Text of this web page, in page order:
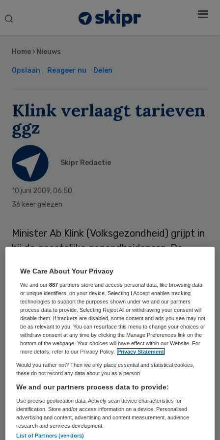
Search
Home › Nieuws
Opslaan Reageer nu Delen
Klink verlaagt tarieven
ggz
Skipr Redactie
10 juni 2009, 06:50
36 keer gelezen
Minister Ab Klink (Volksgezondheid) grijpt in
bij de geestelijke gezondheidszorg. De
omlaag. Dit levert een besparing van 119
miljoen euro op. Klink heeft dit dinsdag aan
de Tweede Kamer geschreven.
Nog langere ggz-wachtlijsten
De minister moet ingrijpen, omdat de
kosten voor behandelingen in de geestelijke
gezondheidszorg 200 miljoen hoger
uitvallen dan voorzien. Hij schrijft dat hij
beseft dat dit voor de sector een stevige
opgave betekent.
Sidebar
We Care About Your Privacy
We and our887 partners store and access personal data, like browsing data
or unique identifiers, on your device. Selecting I Accept enables tracking
technologies to support the purposes shown under we and our partners
process data to provide. Selecting Reject All or withdrawing your consent will
disable them. If trackers are disabled, some content and ads you see may not
be as relevant to you. You can resurface this menu to change your choices or
withdraw consent at any time by clicking the Manage Preferences link on the
bottom of the webpage. Your choices will have effect within our Website. For
more details, refer to our Privacy Policy.
Privacy Statement
Would you rather not? Then we only place essential and statistical cookies,
these do not record any data about you as a person
We and our partners process data to provide:
Use precise geolocation data. Actively scan device characteristics for
identification. Store and/or access information on a device. Personalised
advertising and content, advertising and content measurement, audience
research and services development.
List of Partners (vendors)